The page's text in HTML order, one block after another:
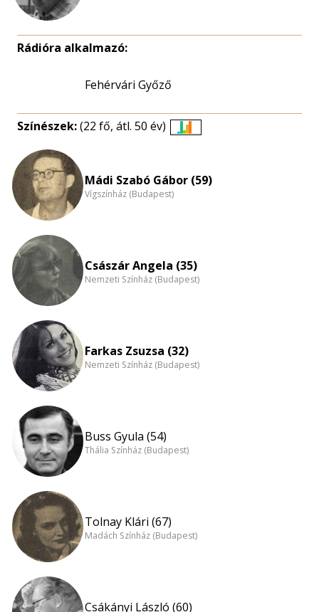
Rádióra alkalmazó:
Fehérvári Győző
Színészek:(22 fő, átl. 50 év)
nagyítása
Mádi Szabó Gábor (59)
Vígszínház (Budapest)
Császár Angela (35)
Nemzeti Színház (Budapest)
Farkas Zsuzsa (32)
Nemzeti Színház (Budapest)
Buss Gyula (54)
Thália Színház (Budapest)
Tolnay Klári (67)
Madách Színház (Budapest)
Csákányi László (60)